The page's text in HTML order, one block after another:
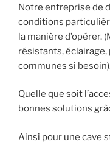
Notre entreprise de
conditions
la manière d’opérer.
résistants,
communes si
Quelle que soit
bonnes solutions
Ainsi pour une cave